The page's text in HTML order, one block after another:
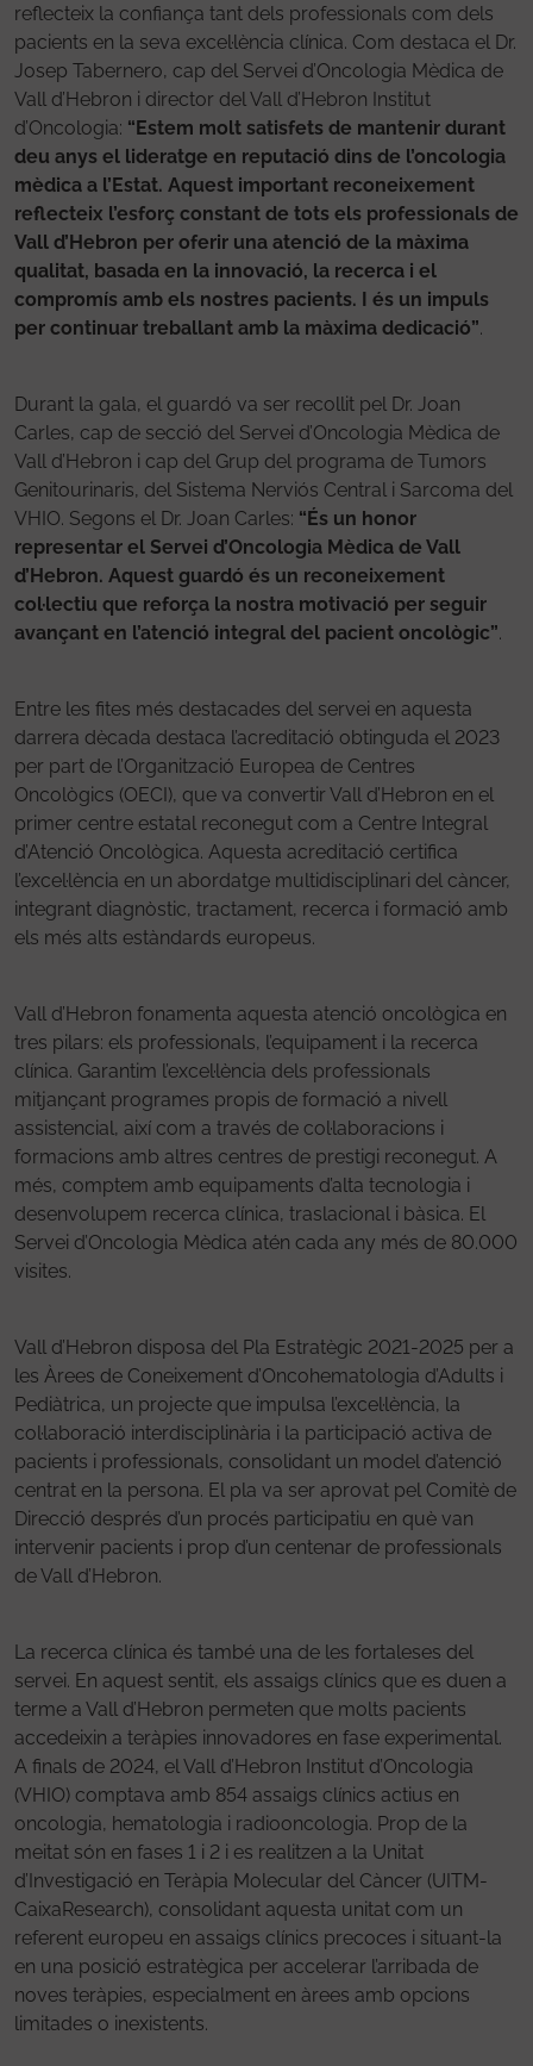
reflecteix la confiança tant dels professionals com dels
pacients en la seva excel·lència clínica. Com destaca el Dr.
Josep Tabernero, cap del Servei d’Oncologia Mèdica de
Vall d’Hebron i director del Vall d’Hebron Institut
d’Oncologia: “Estem molt satisfets de mantenir durant
deu anys el lideratge en reputació dins de l’oncologia
mèdica a l’Estat. Aquest important reconeixement
reflecteix l’esforç constant de tots els professionals de
Vall d’Hebron per oferir una atenció de la màxima
qualitat, basada en la innovació, la recerca i el
compromís amb els nostres pacients. I és un impuls
per continuar treballant amb la màxima dedicació”.
Durant la gala, el guardó va ser recollit pel Dr. Joan
Carles, cap de secció del Servei d’Oncologia Mèdica de
Vall d’Hebron i cap del Grup del programa de Tumors
Genitourinaris, del Sistema Nerviós Central i Sarcoma del
VHIO. Segons el Dr. Joan Carles: “És un honor
representar el Servei d’Oncologia Mèdica de Vall
d’Hebron. Aquest guardó és un reconeixement
col·lectiu que reforça la nostra motivació per seguir
avançant en l’atenció integral del pacient oncològic”.
Entre les fites més destacades del servei en aquesta
darrera dècada destaca l’acreditació obtinguda el 2023
per part de l’Organització Europea de Centres
Oncològics (OECI), que va convertir Vall d’Hebron en el
primer centre estatal reconegut com a Centre Integral
d’Atenció Oncològica. Aquesta acreditació certifica
l’excel·lència en un abordatge multidisciplinari del càncer,
integrant diagnòstic, tractament, recerca i formació amb
els més alts estàndards europeus.
Vall d’Hebron fonamenta aquesta atenció oncològica en
tres pilars: els professionals, l’equipament i la recerca
clínica. Garantim l’excel·lència dels professionals
mitjançant programes propis de formació a nivell
assistencial, així com a través de col·laboracions i
formacions amb altres centres de prestigi reconegut. A
més, comptem amb equipaments d’alta tecnologia i
desenvolupem recerca clínica, traslacional i bàsica. El
Servei d’Oncologia Mèdica atén cada any més de 80.000
visites.
Vall d’Hebron disposa del Pla Estratègic 2021-2025 per a
les Àrees de Coneixement d’Oncohematologia d’Adults i
Pediàtrica, un projecte que impulsa l’excel·lència, la
col·laboració interdisciplinària i la participació activa de
pacients i professionals, consolidant un model d’atenció
centrat en la persona. El pla va ser aprovat pel Comitè de
Direcció després d’un procés participatiu en què van
intervenir pacients i prop d’un centenar de professionals
de Vall d’Hebron.
La recerca clínica és també una de les fortaleses del
servei. En aquest sentit, els assaigs clínics que es duen a
terme a Vall d’Hebron permeten que molts pacients
accedeixin a teràpies innovadores en fase experimental.
A finals de 2024, el Vall d’Hebron Institut d’Oncologia
(VHIO) comptava amb 854 assaigs clínics actius en
oncologia, hematologia i radiooncologia. Prop de la
meitat són en fases 1 i 2 i es realitzen a la Unitat
d’Investigació en Teràpia Molecular del Càncer (UITM-
CaixaResearch), consolidant aquesta unitat com un
referent europeu en assaigs clínics precoces i situant-la
en una posició estratègica per accelerar l’arribada de
noves teràpies, especialment en àrees amb opcions
limitades o inexistents.